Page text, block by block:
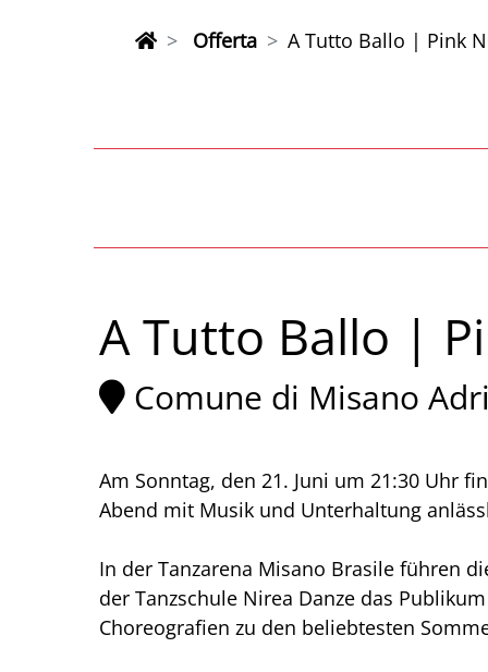
Offerta A Tutto Ballo | Pink
A Tutto Ballo |
Comune di Misano
Am Sonntag, den 21. Juni um 21:30 Uhr
Abend mit Musik und Unterhaltung
In der Tanzarena Misano Brasile führen
der Tanzschule Nirea Danze das
Choreografien zu den beliebtesten